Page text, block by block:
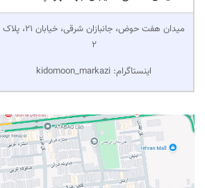
میدان هفت حوض، جانبازان شرقی، خیابان ۲۱، پلاک
۲
اینستاگرام: kidomoon_markazi